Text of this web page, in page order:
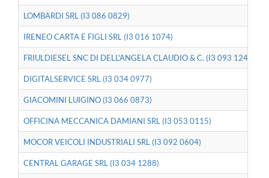
LOMBARDI SRL (I3 086 0829)
IRENEO CARTA E FIGLI SRL (I3 016 1074)
FRIULDIESEL SNC DI DELL'ANGELA CLAUDIO & C. (I3 093 1243)
DIGITALSERVICE SRL (I3 034 0977)
GIACOMINI LUIGINO (I3 066 0873)
OFFICINA MECCANICA DAMIANI SRL (I3 053 0115)
MOCOR VEICOLI INDUSTRIALI SRL (I3 092 0604)
CENTRAL GARAGE SRL (I3 034 1288)